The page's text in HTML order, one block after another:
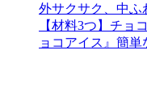
外サクサク、中ふ
【材料3つ】チョ
ョコアイス』簡単